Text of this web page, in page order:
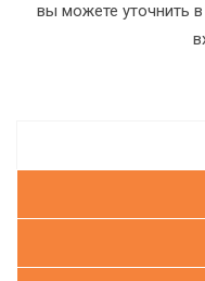
вы можете уточнить